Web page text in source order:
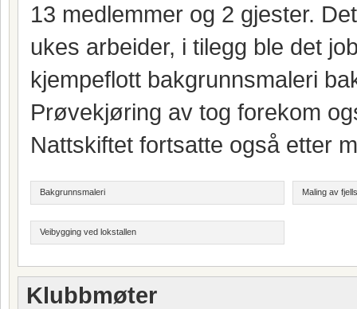
13 medlemmer og 2 gjester.
ukes arbeider, i tilegg ble det
kjempeflott bakgrunnsmaleri
Prøvekjøring av tog forekom
Nattskiftet fortsatte også etter
Bakgrunnsmaleri Maling av
Veibygging ved lokstallen
Klubbmøter